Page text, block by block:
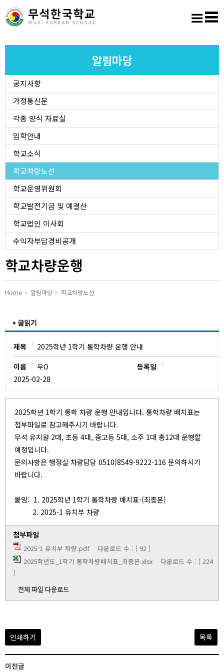
홈로그인회원가입사이트맵
교육마당
알림마당
학생활동
진학진로
학교도서실
유치원
알림마당
공지사항
가정통신문
각종 양식 자료실
입학안내
학교소식
학교차량노선
학교운영위원회
학교발전기금 및 예결산
학교법인 이사회
수익자부담경비공개
학교차량운행
Home 알림마당 학교차량노선
제목
2025학년 1학기 통학차량 운행 안내
이름
우O
등록일
2025-02-28
2025학년 1학기 통학 차량 운행 안내입니다. 통학차량 배치표는
첨부파일로 참고해주시기 바랍니다.
무석 유치원 2대, 초등 4대, 중고등 5대, 소주 1대 총12대 운행할
예정입니다.
문의사항은 행정실 차량담당 0510)8549-9222-116 문의하시기
바랍니다.
붙임: 1. 2025학년 1학기 통학차량 배치표-(최종본)
2. 2025-1 유치부 차량
첨부파일
2025-1 유치부 차량.pdf 다운로드 수 : [ 92 ]
2025학년도_1학기 통학차량배치표_최종본.xlsx 다운로드 수 : [ 224
]
전체 파일 다운로드
인쇄하기 목록
이전글